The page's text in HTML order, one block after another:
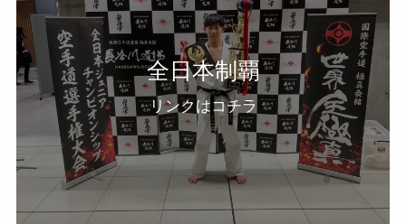
全日本制覇
リンクはコチラ